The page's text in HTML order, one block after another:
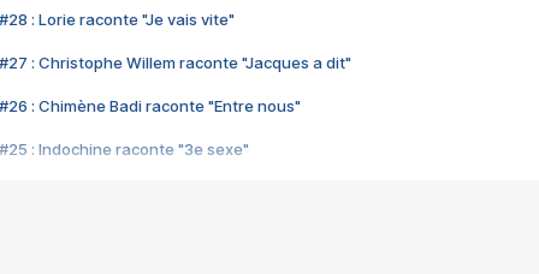
#28 : Lorie raconte "Je vais vite"
#27 : Christophe Willem raconte "Jacques a dit"
#26 : Chimène Badi raconte "Entre nous"
#25 : Indochine raconte "3e sexe"